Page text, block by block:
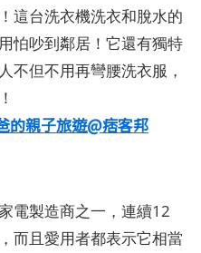
這台洗衣機洗衣和脫水的
怕吵到鄰居！它還有獨特
不但不用再彎腰洗衣服，
的親子旅遊@痞客邦
電製造商之一，連續12
而且愛用者都表示它相當